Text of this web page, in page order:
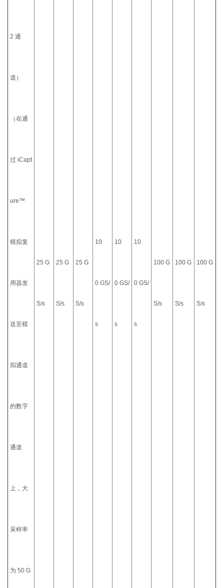
2 通
道）
（在通
过 iCapt
ure™
模拟复
用器发
送至模
拟通道
的数字
通道
上，大
采样率
为 50 G
25 G
S/s
25 G
S/s
25 G
S/s
10
0 GS/
s
10
0 GS/
s
10
0 GS/
s
100 G
S/s
100 G
S/s
100 G
S/s